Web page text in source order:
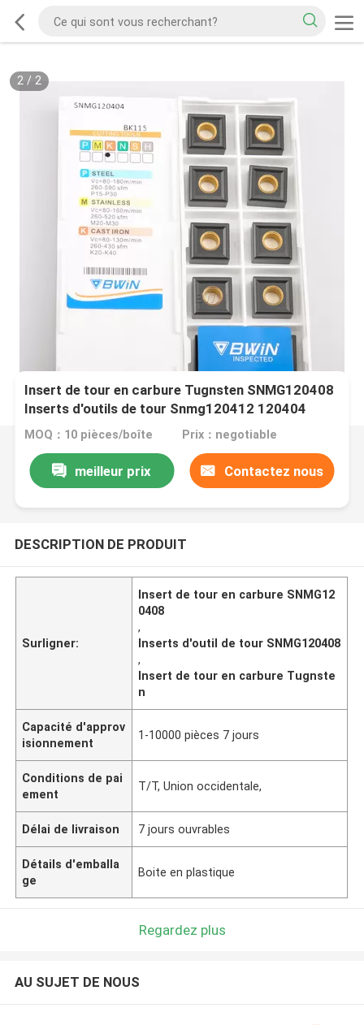
2/ 2
Insert de tour en carbure Tugnsten SNMG120408
Inserts d'outils de tour Snmg120412 120404
MOQ：10 pièces/boîte Prix：negotiable
meilleur prix Contactez nous
DESCRIPTION DE PRODUIT
Surligner:
Insert de tour en carbure SNMG12
0408
,
Inserts d'outil de tour SNMG120408
,
Insert de tour en carbure Tugnste
n
Capacité d'approv
isionnement
1-10000 pièces 7 jours
Conditions de pai
ement
T/T, Union occidentale,
Délai de livraison 7 jours ouvrables
Détails d'emballa
ge
Boite en plastique
Regardez plus
AU SUJET DE NOUS